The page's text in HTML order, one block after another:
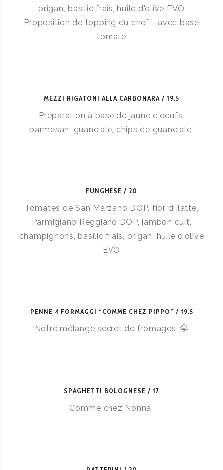
origan, basilic frais, huile d'olive EVO
Proposition de topping du chef - avec base
tomate
MEZZI RIGATONI ALLA CARBONARA 19.5
Préparation à base de jaune d'oeufs,
parmesan, guanciale, chips de guanciale
FUNGHESE 20
Tomates de San Marzano DOP, fior di latte,
Parmigiano Reggiano DOP, jambon cuit,
champignons, basilic frais, origan, huile d'olive
EVO
PENNE 4 FORMAGGI “COMME CHEZ PIPPO” 19.5
Notre mélange secret de fromages
SPAGHETTI BOLOGNESE 17
Comme chez Nonna